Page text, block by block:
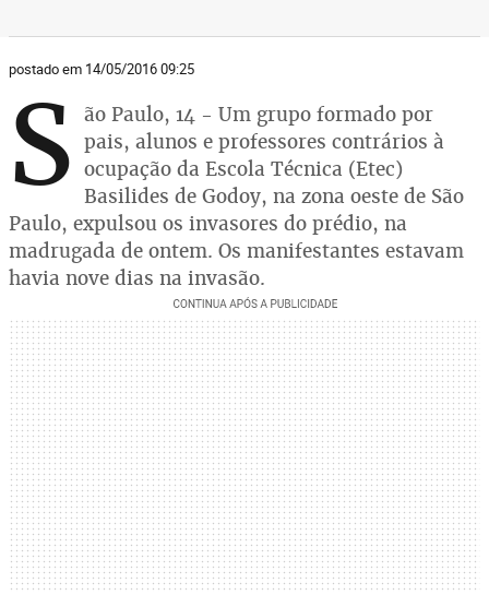
postado em 14/05/2016 09:25
S ão Paulo, 14 - Um grupo formado por
pais, alunos e professores contrários à
ocupação da Escola Técnica (Etec)
Basilides de Godoy, na zona oeste de São
Paulo, expulsou os invasores do prédio, na
madrugada de ontem. Os manifestantes estavam
havia nove dias na invasão.